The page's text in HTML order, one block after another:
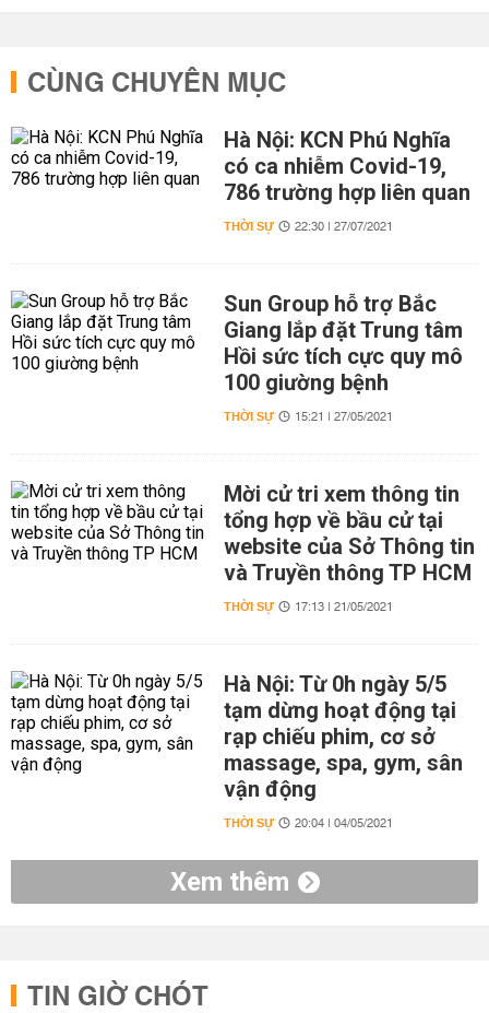
CÙNG CHUYÊN MỤC
Hà Nội: KCN Phú Nghĩa
có ca nhiễm Covid-19,
786 trường hợp liên quan
THỜI SỰ 22:30 | 27/07/2021
Sun Group hỗ trợ Bắc
Giang lắp đặt Trung tâm
Hồi sức tích cực quy mô
100 giường bệnh
THỜI SỰ 15:21 | 27/05/2021
Mời cử tri xem thông tin
tổng hợp về bầu cử tại
website của Sở Thông tin
và Truyền thông TP HCM
THỜI SỰ 17:13 | 21/05/2021
Hà Nội: Từ 0h ngày 5/5
tạm dừng hoạt động tại
rạp chiếu phim, cơ sở
massage, spa, gym, sân
vận động
THỜI SỰ 20:04 | 04/05/2021
Xem thêm
TIN GIỜ CHÓT